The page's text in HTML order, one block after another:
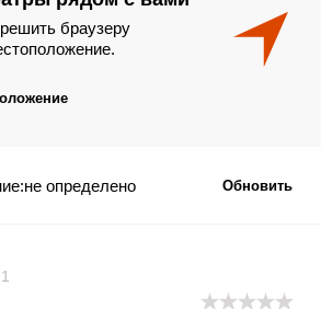
браузеру
определено Обновить